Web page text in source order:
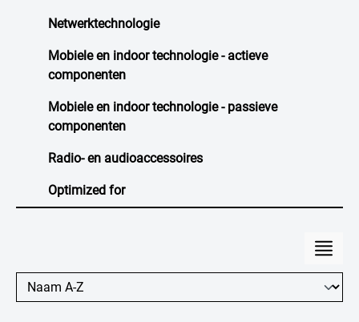
Netwerktechnologie
Mobiele en indoor technologie - actieve
componenten
Mobiele en indoor technologie - passieve
componenten
Radio- en audioaccessoires
Optimized for